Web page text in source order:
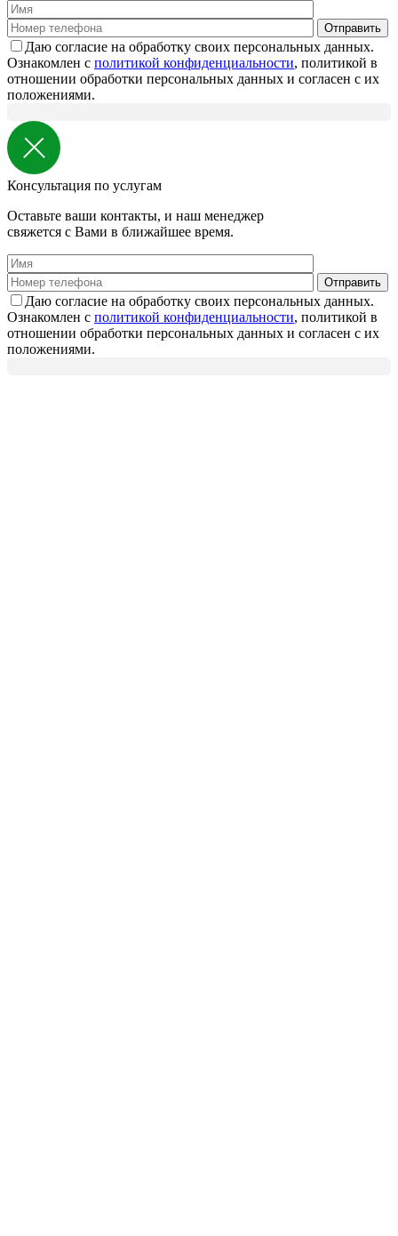
Даю согласие на обработку своих персональных данных.
Ознакомлен с политикой конфиденциальности, политикой в
отношении обработки персональных данных и согласен с их
положениями.
Консультация по услугам
Оставьте ваши контакты, и наш менеджер
свяжется с Вами в ближайшее время.
Даю согласие на обработку своих персональных данных.
Ознакомлен с политикой конфиденциальности, политикой в
отношении обработки персональных данных и согласен с их
положениями.